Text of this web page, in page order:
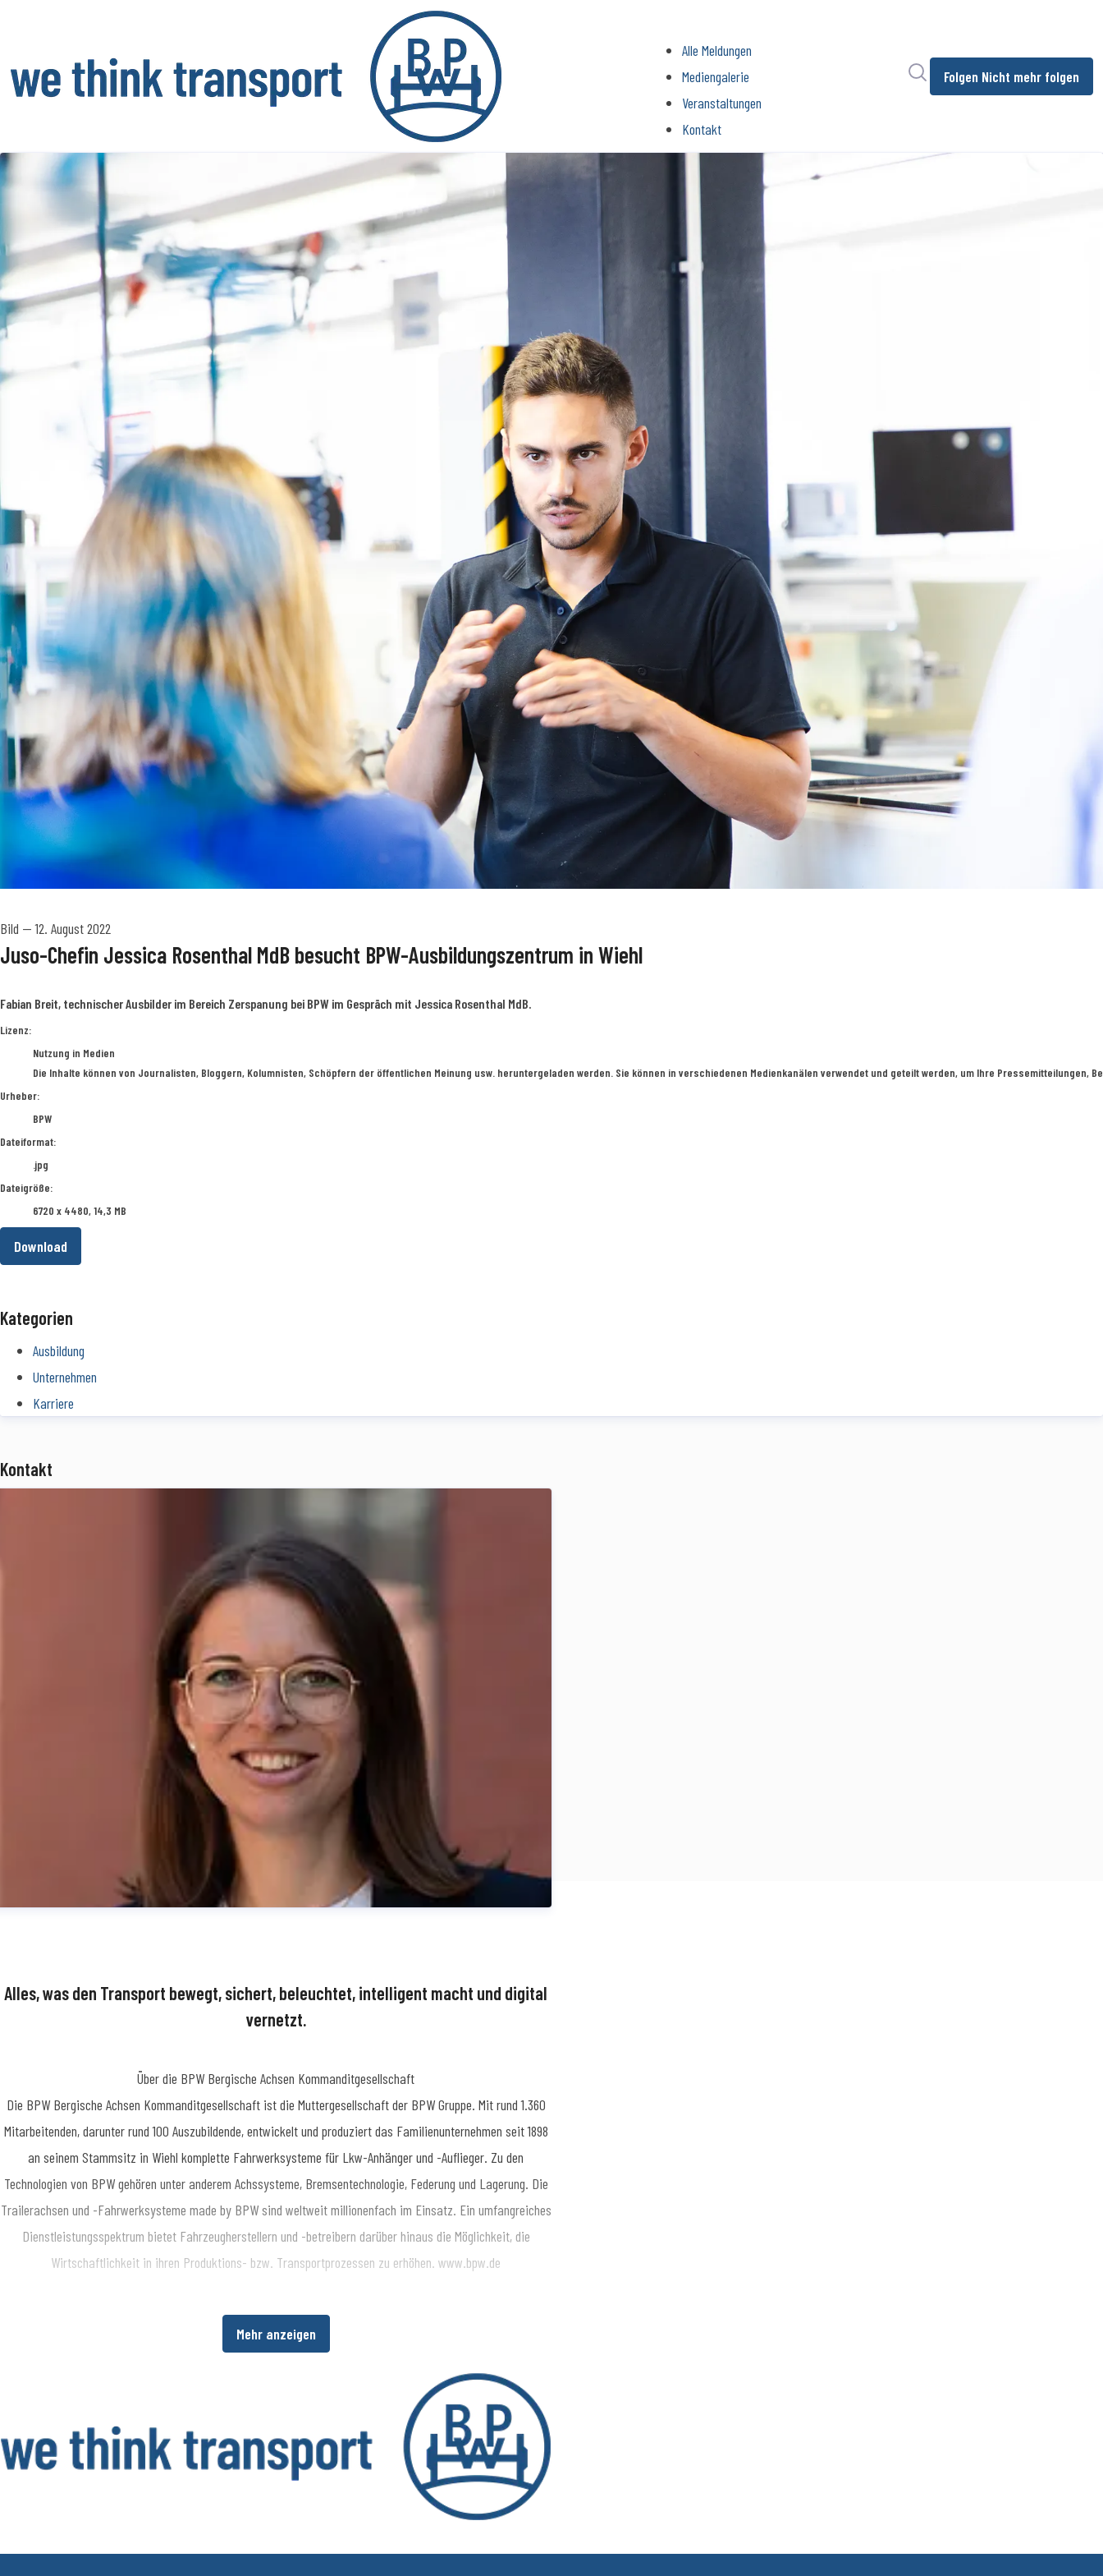
Alle Meldungen
Mediengalerie
Veranstaltungen
Kontakt
Folgen Nicht mehr folgen
Bild —12. August 2022
Juso-Chefin Jessica Rosenthal MdB besucht BPW-Ausbildungszentrum in Wiehl
Fabian Breit, technischer Ausbilder im Bereich Zerspanung bei BPW im Gespräch mit Jessica Rosenthal MdB.
BPW
Lizenz:
Nutzung in Medien
Die Inhalte können von Journalisten, Bloggern, Kolumnisten, Schöpfern der öffentlichen Meinung usw. heruntergeladen werden. Sie können in verschiedenen Medienkanälen verwendet und geteilt werden, um Ihre
Urheber:
BPW
Dateiformat:
.jpg
Dateigröße:
6720 x 4480, 14,3 MB
Download
Kategorien
Ausbildung
Unternehmen
Karriere
Kontakt
Teamkoordinatorin Medienmanagement Presse- und Öffentlichkeitsarbeit SimonN@bpw.de
+49 (0)
Alles, was den Transport bewegt, sichert, beleuchtet, intelligent macht und digital
vernetzt.
Mehr anzeigen
Über die BPW Bergische Achsen Kommanditgesellschaft
​Die BPW Bergische Achsen Kommanditgesellschaft ist die Muttergesellschaft der BPW Gruppe. Mit rund 1.360
Mitarbeitenden, darunter rund 100 Auszubildende, entwickelt und produziert das Familienunternehmen seit 1898
an seinem Stammsitz in Wiehl komplette Fahrwerksysteme für Lkw-Anhänger und -Auflieger. Zu den
Technologien von BPW gehören unter anderem Achssysteme, Bremsentechnologie, Federung und Lagerung. Die
Trailerachsen und -Fahrwerksysteme made by BPW sind weltweit millionenfach im Einsatz. Ein umfangreiches
Dienstleistungsspektrum bietet Fahrzeugherstellern und -betreibern darüber hinaus die Möglichkeit, die
Wirtschaftlichkeit in ihren Produktions- bzw. Transportprozessen zu erhöhen. www.bpw.de
Über die BPW Gruppe
​Die BPW Gruppe erforscht, entwickelt und produziert alles, was den Transport bewegt, sichert, beleuchtet,
HBN, HESTAL und idem telematics ein bevorzugter Systempartner der Nfz-Branche für Fahrwerke, Bremsen,
Beleuchtung, Verschließ- und Aufbautentechnik, Telematik sowie weitere wichtige Komponenten für Truck und
Trailer. Transportunternehmen bietet die BPW Gruppe umfassende Mobilitätsdienste. Sie reichen vom
weltweiten Servicenetz über Ersatzteilversorgung bis zur intelligenten Vernetzung von Fahrzeug, Fahrer und
Fracht. Die inhabergeführte Unternehmensgruppe beschäftigt aktuell rund 6.580 Mitarbeitende in 28 Ländern
und erzielte 2024 einen konsolidierten Umsatz von 1,562 Milliarden Euro. www.bpw.de